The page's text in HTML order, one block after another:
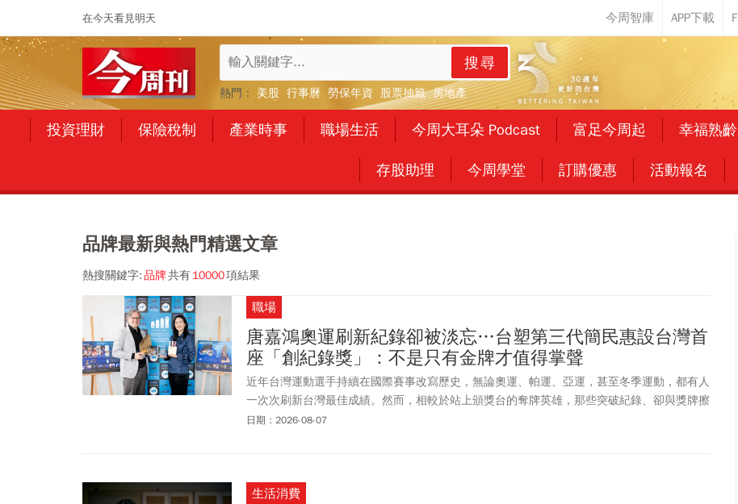
在今天看見明天
搜尋
熱門： 美股 行事曆 勞保年資 股票抽籤 房地產
投資理財 保險稅制 產業時事 職場生活 今周大耳朵 Podcast 富足今周起 幸福熟齡
存股助理 今周學堂 訂購優惠 活動報名
品牌最新與熱門精選文章
熱搜關鍵字:品牌共有10000項結果
職場
唐嘉鴻奧運刷新紀錄卻被淡忘…台塑第三代簡民惠設台灣首
座「創紀錄獎」：不是只有金牌才值得掌聲
近年台灣運動選手持續在國際賽事改寫歷史，無論奧運、帕運、亞運，甚至冬季運動，都有人
一次次刷新台灣最佳成績。然而，相較於站上頒獎台的奪牌英雄，那些突破紀錄、卻與獎牌擦
身而過的選手，往往在鎂光燈熄滅後，很快被社會遺忘。「難道沒有奪牌，就不值得被記住
日期：2026-08-07
生活消費